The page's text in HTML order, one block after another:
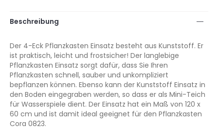
Beschreibung
Der 4-Eck Pflanzkasten Einsatz besteht aus Kunststoff. Er
ist praktisch, leicht und frostsicher! Der langlebige
Pflanzkasten Einsatz sorgt dafür, dass Sie Ihren
Pflanzkasten schnell, sauber und unkompliziert
bepflanzen können. Ebenso kann der Kunststoff Einsatz in
den Boden eingegraben werden, so dass er als Mini-Teich
für Wasserspiele dient. Der Einsatz hat ein Maß von 120 x
60 cm und ist damit ideal geeignet für den Pflanzkasten
Cora 0823.